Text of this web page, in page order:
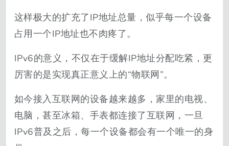
这样极大的扩充了IP地址总量，似乎每一个设备
占用一个IP地址也不肉疼了。
IPv6的意义，不仅在于缓解IP地址分配吃紧，更
厉害的是实现真正意义上的“物联网”。
如今接入互联网的设备越来越多，家里的电视、
电脑，甚至冰箱、手表都连接了互联网，一旦
IPv6普及之后，每一个设备都会有一个唯一的身